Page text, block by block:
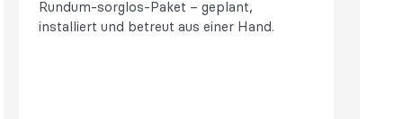
Rundum-sorglos-Paket – geplant,
installiert und betreut aus einer Hand.